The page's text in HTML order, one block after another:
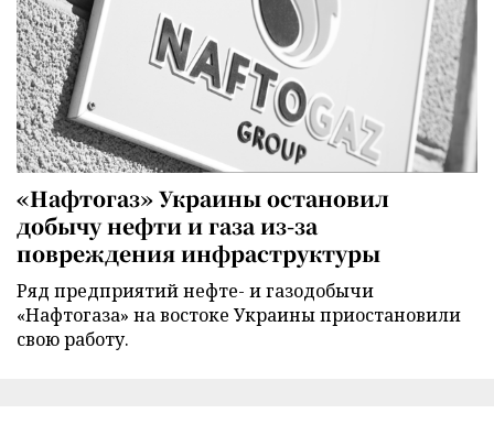
«Нафтогаз» Украины остановил
добычу нефти и газа из-за
повреждения инфраструктуры
Ряд предприятий нефте- и газодобычи
«Нафтогаза» на востоке Украины приостановили
свою работу.